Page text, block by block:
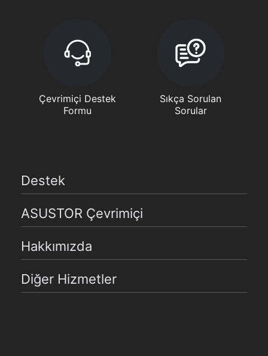
Çevrimiçi Destek
Formu
Sıkça Sorulan
Sorular
Destek
ASUSTOR Çevrimiçi
Hakkımızda
Diğer Hizmetler